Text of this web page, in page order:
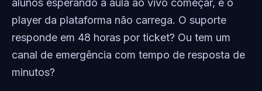
alunos esperando a aula ao vivo começar, e o
player da plataforma não carrega. O suporte
responde em 48 horas por ticket? Ou tem um
canal de emergência com tempo de resposta de
minutos?